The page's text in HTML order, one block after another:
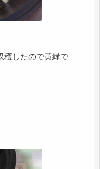
穫したので黄緑で